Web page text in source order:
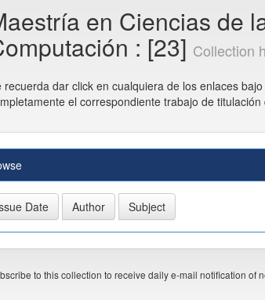
en Ciencias de
: [23] Collection
recuerda dar click en cualquiera de los enlaces
el correspondiente trabajo de
to this collection to receive daily e-mail notification of